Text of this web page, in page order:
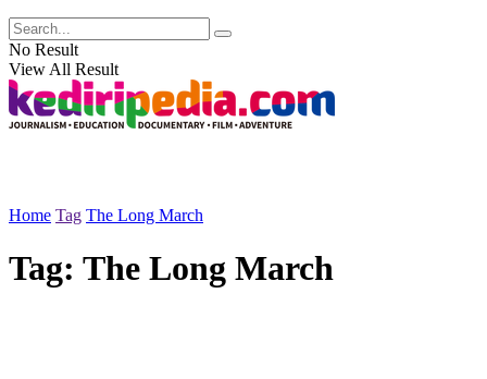
No Result
View All Result
Home Tag The Long March
Tag: The Long March